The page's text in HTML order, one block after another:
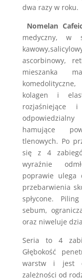
dwa razy w roku.
Nomelan
medyczny, w
ascorbinowy,
mieszanka
kolagen i
rozjaśniejące
hamujące
tlenowych. Po
się z 4
wyraźnie
poprawie ulega
przebarwienia
spłycone.
sebum,
oraz niweluje
Seria to 4
Głębokość
warstw i jest
zależności od